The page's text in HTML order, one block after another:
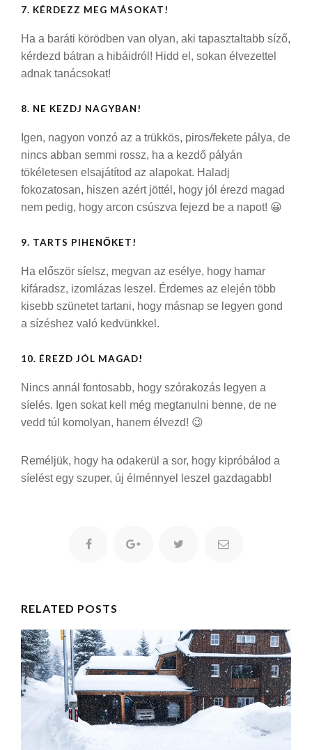
7. KÉRDEZZ MEG MÁSOKAT!
Ha a baráti körödben van olyan, aki tapasztaltabb síző,
kérdezd bátran a hibáidról! Hidd el, sokan élvezettel
adnak tanácsokat!
8. NE KEZDJ NAGYBAN!
Igen, nagyon vonzó az a trükkös, piros/fekete pálya, de
nincs abban semmi rossz, ha a kezdő pályán
tökéletesen elsajátítod az alapokat. Haladj
fokozatosan, hiszen azért jöttél, hogy jól érezd magad
nem pedig, hogy arcon csúszva fejezd be a napot! 😀
9. TARTS PIHENŐKET!
Ha először síelsz, megvan az esélye, hogy hamar
kifáradsz, izomlázas leszel. Érdemes az elején több
kisebb szünetet tartani, hogy másnap se legyen gond
a sízéshez való kedvünkkel.
10. ÉREZD JÓL MAGAD!
Nincs annál fontosabb, hogy szórakozás legyen a
síelés. Igen sokat kell még megtanulni benne, de ne
vedd túl komolyan, hanem élvezd! 😉
Reméljük, hogy ha odakerül a sor, hogy kipróbálod a
síelést egy szuper, új élménnyel leszel gazdagabb!
RELATED POSTS